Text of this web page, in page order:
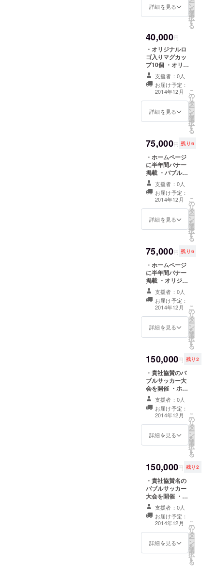
・お礼のメッ
データを5枚お送
りします ・
Facebookペー
ジにて「協力
者」として名前
掲載（記事3回）
詳細を見る ー
ン
を
選
択
す
る
40,000円
・オリジナルロ
ゴ入りマグカッ
プ10個 ・オリジ
ナルボールペン
20本 ・お礼の
メッセージをお
送りします ・バ
ブルサッカー写
真データを5枚お
者」として名前
掲載（記事3回）
支援者：0人
お届け予定：
2014年12月
詳細を見る
こ
の
リ
タ
ー
ン
を
選
択
す
る
75,000円 残り6
・ホームページ
に半年間バナー
掲載 ・バブル
サッカーチーム
参加券2枚（愛知
県開催のためプ
レゼント可） ・
オリジナルボー
ルペン20本 ・お
カー写真データ
をお送りします
・半年間
Facebookペー
ジにて「協賛企
業」として名前
掲載
支援者：0人
お届け予定：
2014年12月
詳細を見る
こ
の
リ
タ
ー
ン
を
選
択
す
る
75,000円 残り6
・ホームページ
に半年間バナー
掲載 ・オリジナ
ルロゴ入りマグ
カップ10個 ・オ
リジナルボール
ペン20本 ・お礼
のメッセージを
お送りします ・
年間Facebook
ページにて「協
賛企業」として
名前掲載
支援者：0人
お届け予定：
2014年12月
詳細を見る
こ
の
リ
タ
ー
ン
を
選
択
す
る
150,000円 残り2
・貴社協賛のバ
ブルサッカー大
会を開催 ・ホー
ムページに1年間
バナー掲載 ・バ
ブルサッカー
チーム参加券3枚
（愛知県開催の
ためプレゼント
可） ・オリジナ
セージをお送り
します ・バブル
サッカー写真
データをお送り
します ・1年間
Facebookペー
ジにて「協賛企
業」として名前
支援者：0人
お届け予定：
2014年12月
詳細を見る
こ
の
リ
タ
ー
ン
を
選
択
す
る
150,000円 残り2
・貴社協賛名の
バブルサッカー
大会を開催 ・
ホームページに1
年間バナー掲載
・貴社ロゴコラ
ボオリジナルロ
ゴ入りマグカッ
プ15個 ・オリジ
支援者：0人
お届け予定：
2014年12月
詳細を見る
こ
の
リ
タ
ー
ン
を
選
択
す
る